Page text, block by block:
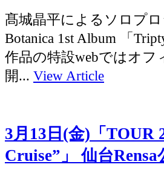
髙城晶平によるソロプロ
Botanica 1st Album 「
作品の特設webではオ
開... View Article
3月13日(金)「TOUR
Cruise”」 仙台